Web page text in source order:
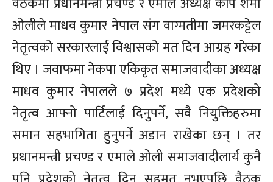
ओलीले माधव कुमार नेपाल संग वाग्मतीमा जमरकट्टेल
नेतृत्वको सरकारलाई विश्वासको मत दिन आग्रह गरेका
थिए । जवाफमा नेकपा एकिकृत समाजवादीका अध्यक्ष
माधव कुमार नेपालले ७ प्रदेश मध्ये एक प्रदेशको
नेतृत्व आफ्नो पार्टिलाई दिनुपर्ने, सवै नियुक्तिहरुमा
समान सहभागिता हुनुपर्ने अडान राखेका छन् । तर
प्रधानमन्त्री प्रचण्ड र एमाले ओली समाजवादीलार्य कुनै